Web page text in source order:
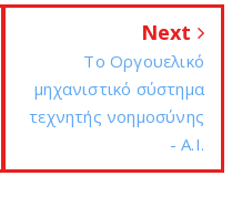
Next
Το Οργουελικό
μηχανιστικό σύστημα
τεχνητής νοημοσύνης
- A.I.